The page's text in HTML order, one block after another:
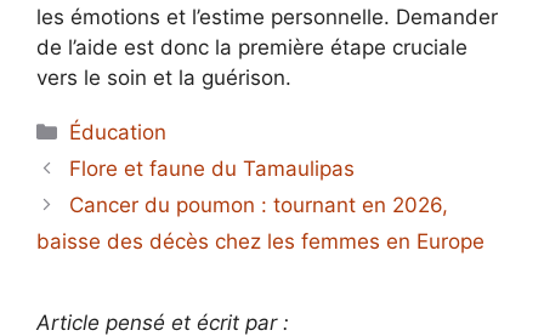
les émotions et l’estime personnelle. Demander
de l’aide est donc la première étape cruciale
vers le soin et la guérison.
Catégories
Éducation
Flore et faune du Tamaulipas
Cancer du poumon : tournant en 2026,
baisse des décès chez les femmes en Europe
Article pensé et écrit par :